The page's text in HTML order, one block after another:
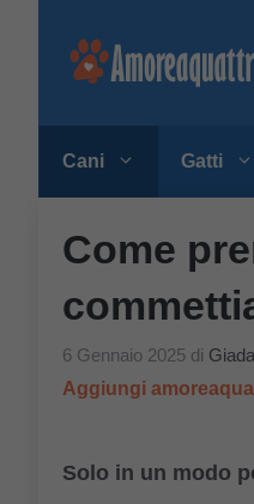
Cani Gatti
Come
6 Gennaio 2025 di
Aggiungi
Solo in un modo